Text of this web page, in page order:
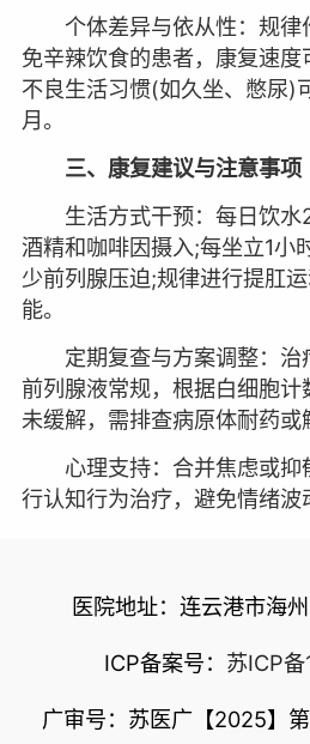
个体差异与依从性：规律
免辛辣饮食的患者，康复速度
不良生活习惯(如久坐、憋尿)
月。
三、康复建议与注意事项
生活方式干预：每日饮水
酒精和咖啡因摄入;每坐立1小
少前列腺压迫;规律进行提肛
能。
定期复查与方案调整：治
前列腺液常规，根据白细胞计
未缓解，需排查病原体耐药或
心理支持：合并焦虑或抑
行认知行为治疗，避免情绪波
医院地址：连云港市海
ICP备案号： 苏ICP
广审号：苏医广【2025】